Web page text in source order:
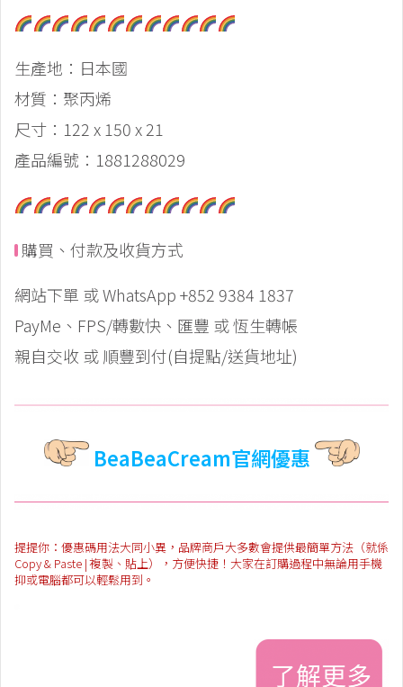
生產地：日本國
材質：聚丙烯
尺寸：122 x 150 x 21
產品編號：1881288029
購買、付款及收貨方式
網站下單 或 WhatsApp +852 9384 1837
PayMe、FPS/轉數快、匯豐 或 恆生轉帳
親自交收 或 順豐到付(自提點/送貨地址)
BeaBeaCream官網優惠
提提你：優惠碼用法大同小異，品牌商戶大多數會提供最簡單方法（就係
Copy & Paste | 複製、貼上），方便快捷！大家在訂購過程中無論用手機
抑或電腦都可以輕鬆用到。